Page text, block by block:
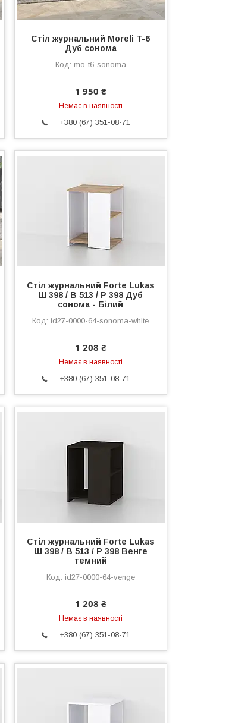
Стіл журнальний Moreli T-6
Дуб сонома
mo-t6-sonoma
1 950 ₴
Немає в наявності
+380 (67) 351-08-71
Стіл журнальний Forte Lukas
Ш 398 / В 513 / Р 398 Дуб
сонома - Білий
id27-0000-64-sonoma-white
1 208 ₴
Немає в наявності
+380 (67) 351-08-71
Стіл журнальний Forte Lukas
Ш 398 / В 513 / Р 398 Венге
темний
id27-0000-64-venge
1 208 ₴
Немає в наявності
+380 (67) 351-08-71